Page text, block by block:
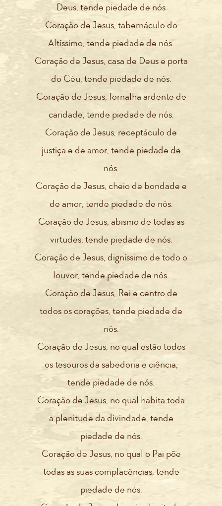
Deus, tende piedade de nós
Coração de Jesus, tabernáculo do
Altíssimo, tende piedade de nós.
Coração de Jesus, casa de Deus e porta
do Céu, tende piedade de nós.
Coração de Jesus, fornalha ardente de
caridade, tende piedade de nós.
Coração de Jesus, receptáculo de
justiça e de amor, tende piedade de
nós.
Coração de Jesus, cheio de bondade e
de amor, tende piedade de nós.
Coração de Jesus, abismo de todas as
virtudes, tende piedade de nós.
Coração de Jesus, digníssimo de todo o
louvor, tende piedade de nós.
Coração de Jesus, Rei e centro de
todos os corações, tende piedade de
nós.
Coração de Jesus, no qual estão todos
os tesouros da sabedoria e ciência,
tende piedade de nós.
Coração de Jesus, no qual habita toda
a plenitude da divindade, tende
piedade de nós.
Coração de Jesus, no qual o Pai põe
todas as suas complacências, tende
piedade de nós.